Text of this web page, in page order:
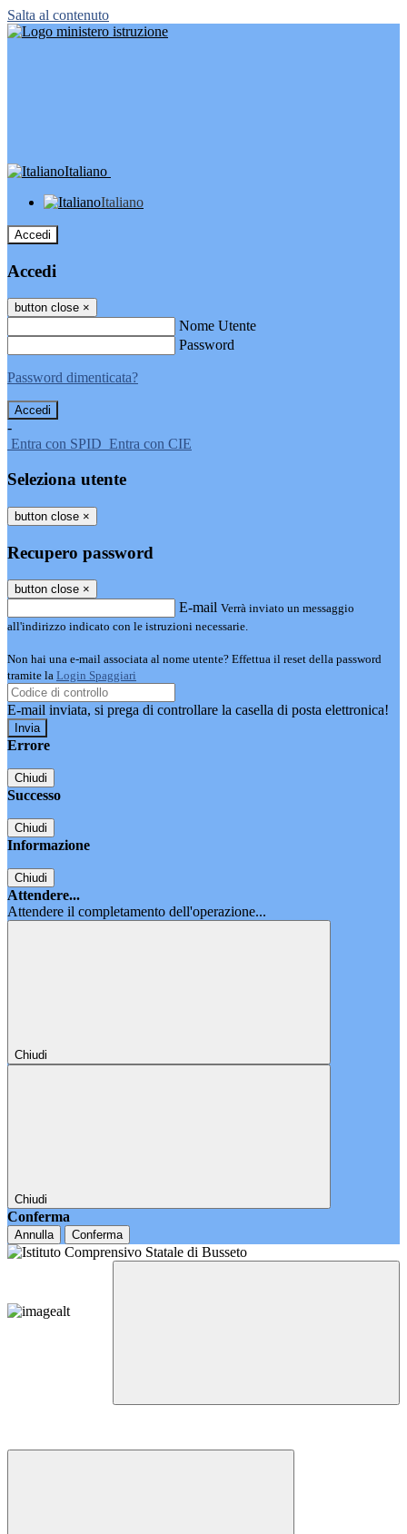
Salta al contenuto
Italiano
Italiano
Accedi
Accedi
button close ×
Nome Utente
Password
Password dimenticata?
-
Entra con SPID Entra con CIE
Seleziona utente
button close ×
Recupero password
button close ×
E-mail Verrà inviato un messaggio
all'indirizzo indicato con le istruzioni necessarie.
Non hai una e-mail associata al nome utente? Effettua il reset della password
tramite la Login Spaggiari
E-mail inviata, si prega di controllare la casella di posta elettronica!
Errore
Chiudi
Successo
Chiudi
Informazione
Chiudi
Attendere...
Attendere il completamento dell'operazione...
Chiudi
Chiudi
Conferma
Annulla Conferma